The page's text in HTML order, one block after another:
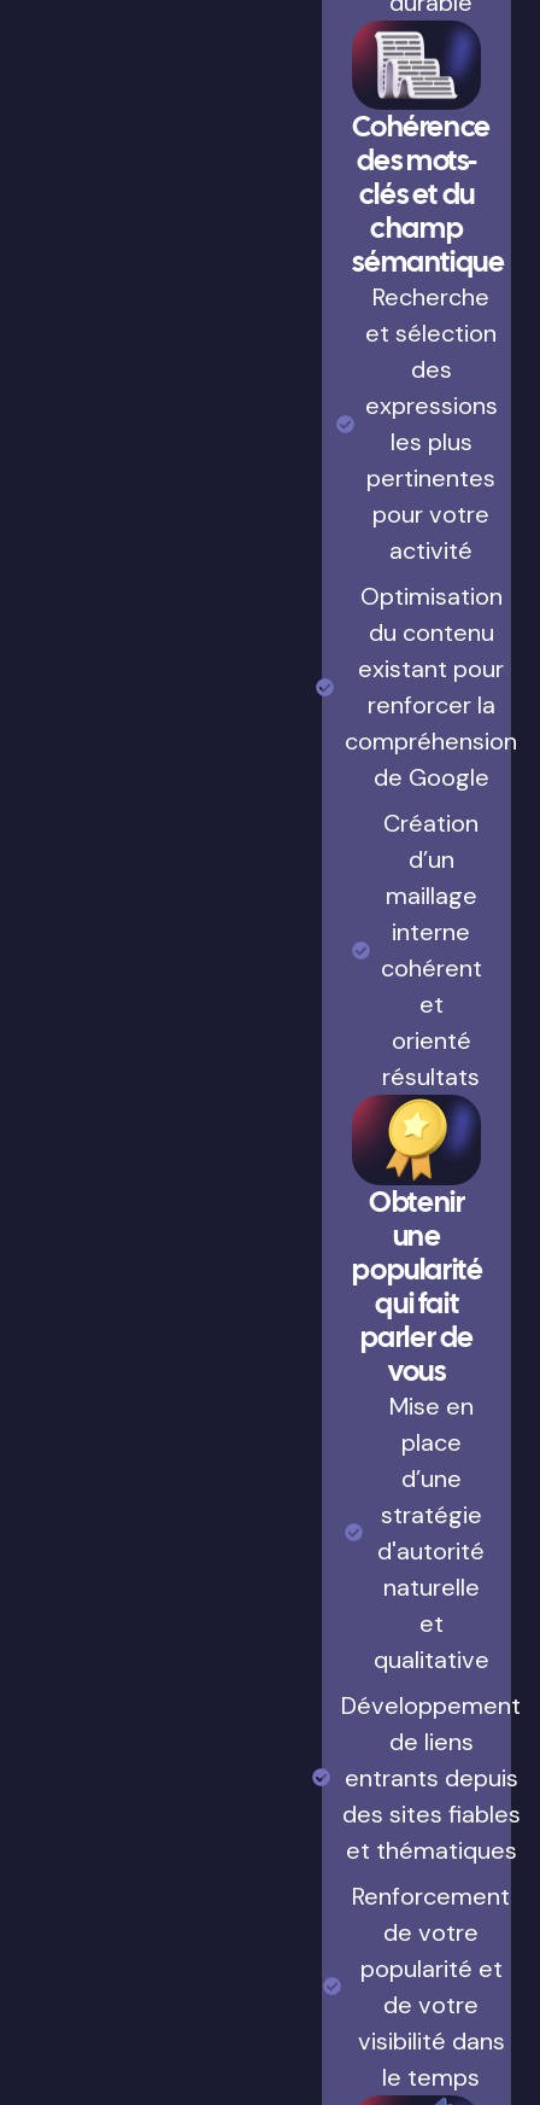
Cohérence
des mots-
clés et du
champ
sémantique
Recherche
et sélection
des
expressions
les plus
pertinentes
pour votre
activité
Optimisation
du contenu
existant pour
renforcer la
compréhension
de Google
Création
d’un
maillage
interne
cohérent
et
orienté
résultats
Obtenir
une
popularité
qui fait
parler de
vous
Mise en
place
d’une
stratégie
d'autorité
naturelle
et
qualitative
Développement
de liens
entrants depuis
des sites fiables
et thématiques
Renforcement
de votre
popularité et
de votre
visibilité dans
le temps